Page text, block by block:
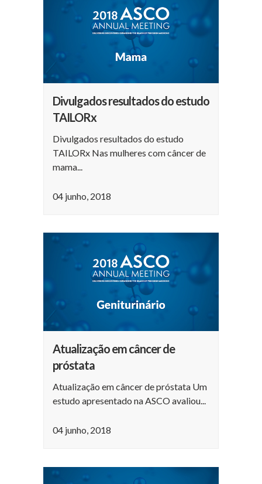
Divulgados resultados do estudo
TAILORx
Divulgados resultados do estudo
TAILORx Nas mulheres com câncer de
mama...
04 junho, 2018
Atualização em câncer de
próstata
Atualização em câncer de próstata Um
estudo apresentado na ASCO avaliou...
04 junho, 2018